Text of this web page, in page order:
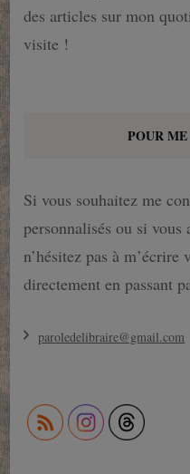
des articles sur mon
visite !
POUR
Si vous souhaitez me
personnalisés ou si vous
n’hésitez pas à
directement en passant
paroledelibraire@gmail.com